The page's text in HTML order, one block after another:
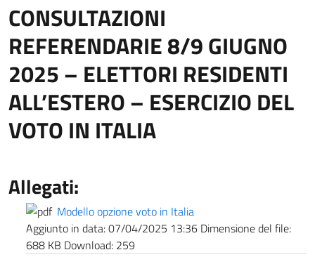
CONSULTAZIONI
REFERENDARIE 8/9 GIUGNO
2025 – ELETTORI RESIDENTI
ALL’ESTERO – ESERCIZIO DEL
VOTO IN ITALIA
Allegati:
Modello opzione voto in Italia
Aggiunto in data:07/04/2025 13:36 Dimensione del file:
688 KB Download: 259